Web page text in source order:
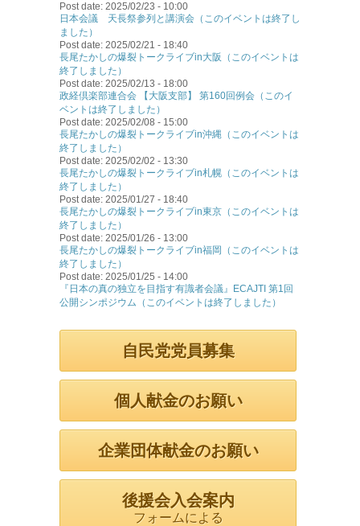
Post date: 2025/02/23 - 10:00
日本会議 天長祭参列と講演会（このイベントは終了し
ました）
Post date: 2025/02/21 - 18:40
長尾たかしの爆裂トークライブin大阪（このイベントは
終了しました）
Post date: 2025/02/13 - 18:00
政経倶楽部連合会 【大阪支部】 第160回例会（このイ
ベントは終了しました）
Post date: 2025/02/08 - 15:00
長尾たかしの爆裂トークライブin沖縄（このイベントは
終了しました）
Post date: 2025/02/02 - 13:30
長尾たかしの爆裂トークライブin札幌（このイベントは
終了しました）
Post date: 2025/01/27 - 18:40
長尾たかしの爆裂トークライブin東京（このイベントは
終了しました）
Post date: 2025/01/26 - 13:00
長尾たかしの爆裂トークライブin福岡（このイベントは
終了しました）
Post date: 2025/01/25 - 14:00
『日本の真の独立を目指す有識者会議』ECAJTI 第1回
公開シンポジウム（このイベントは終了しました）
自民党党員募集
個人献金のお願い
企業団体献金のお願い
後援会入会案内
フォームによる